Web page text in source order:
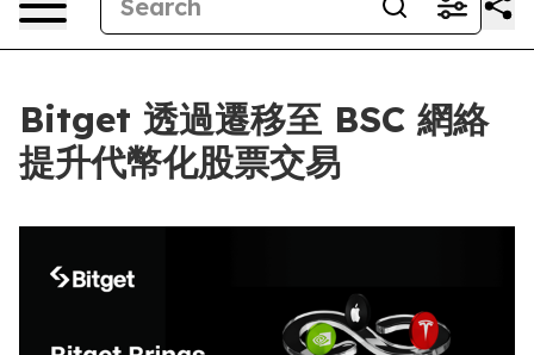
Bitget 透過遷移至 BSC 網絡
提升代幣化股票交易